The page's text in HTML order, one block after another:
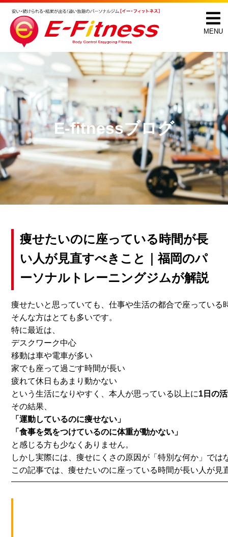
MENU
E-fitnessブログ
痩せたいのに座っている時間が長
い人が見直すべきこと｜福岡のパ
ーソナルトレーニングジムが解説
痩せたいと思っていても、仕事や生活の都合で座っている
そんな方はとても多いです。
特に最近は、
デスクワーク中心
移動は車や電車が多い
家でも座って過ごす時間が長い
疲れて休日もあまり動かない
という生活になりやすく、本人が思っている以上に1日の
その結果、
「運動しているのに痩せない」
「食事を気をつけているのに体重が動かない」
と感じる方も少なくありません。
しかし実際には、痩せにくさの原因が「特別な何か」では
この記事では、痩せたいのに座っている時間が長い人が見